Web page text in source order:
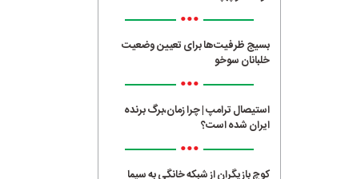
•••
بسیج ظرفیت‌ها برای تعیین وضعیت
خلبانان سوخو
•••
استیصال ترامپ | چرا زمان،برگ برنده
ایران شده است؟
•••
کوچ بازیگران از شبکه خانگی به سیما